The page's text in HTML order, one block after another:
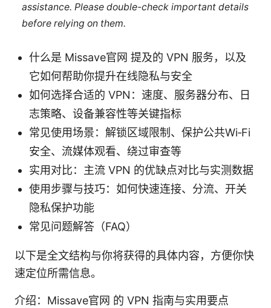
assistance. Please double-check important details
before relying on them.
什么是 Missave官网 提及的 VPN 服务，以及
它如何帮助你提升在线隐私与安全
如何选择合适的 VPN：速度、服务器分布、日
志策略、设备兼容性等关键指标
常见使用场景：解锁区域限制、保护公共Wi‑Fi
安全、流媒体观看、绕过审查等
实用对比：主流 VPN 的优缺点对比与实测数据
使用步骤与技巧：如何快速连接、分流、开关
隐私保护功能
常见问题解答（FAQ）
以下是全文结构与你将获得的具体内容，方便你快
速定位所需信息。
介绍：Missave官网 的 VPN 指南与实用要点